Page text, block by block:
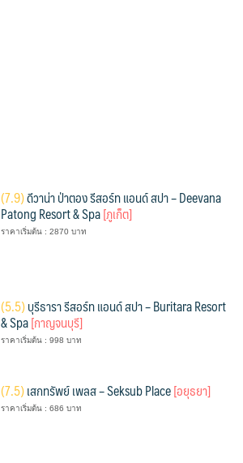
(7.9)ดีวาน่า ป่าตอง รีสอร์ท แอนด์ สปา – Deevana
Patong Resort & Spa[ภูเก็ต]
ราคาเริ่มต้น : 2870 บาท
(5.5)บุรีธารา รีสอร์ท แอนด์ สปา – Buritara Resort
& Spa[กาญจนบุรี]
ราคาเริ่มต้น : 998 บาท
(7.5)เสกทรัพย์ เพลส – Seksub Place[อยุธยา]
ราคาเริ่มต้น : 686 บาท